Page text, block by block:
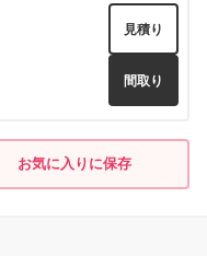
見積り
間取り
お気に入りに保存